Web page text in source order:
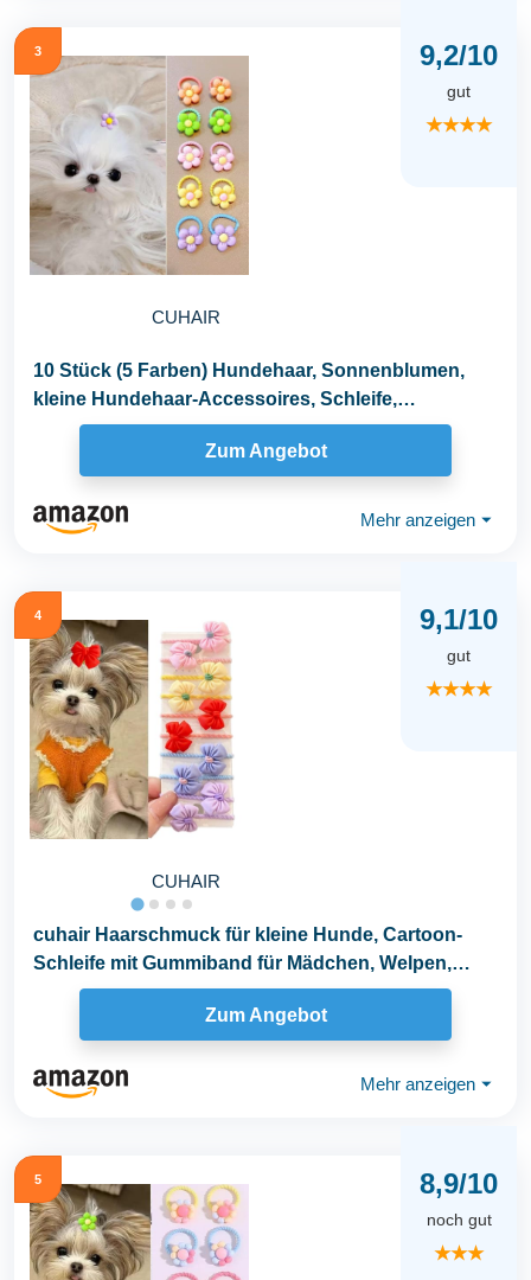
3
CUHAIR
9,2/10
gut
★★★★
10 Stück (5 Farben) Hundehaar, Sonnenblumen,
kleine Hundehaar-Accessoires, Schleife,
Gummiband...
Zum Angebot
Mehr anzeigen ⏷
4
CUHAIR
9,1/10
gut
★★★★
cuhair Haarschmuck für kleine Hunde, Cartoon-
Schleife mit Gummiband für Mädchen, Welpen,
Teddy...
Zum Angebot
Mehr anzeigen ⏷
5 8,9/10
noch gut
★★★